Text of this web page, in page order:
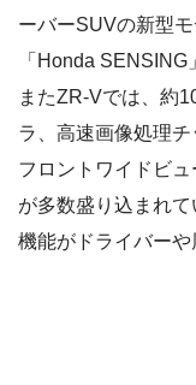
ーバーSUVの新型
「Honda
またZR-Vでは、約
ラ、高速画像処理
フロントワイドビ
が多数盛り込まれ
機能がドライバーや